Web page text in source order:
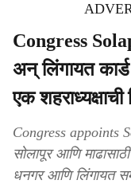
Congress
अन्‌ लिंगायत
एक शहराध्यक्षाची
Congress appoints
सोलापूर आणि
धनगर आणि लिंगायत